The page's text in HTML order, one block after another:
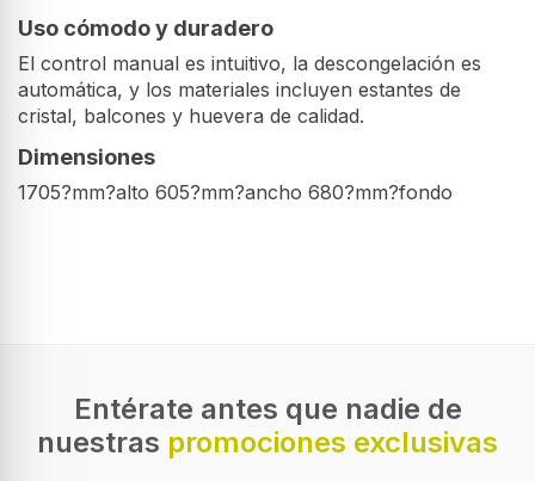
Uso cómodo y duradero
El control manual es intuitivo, la descongelación es
automática, y los materiales incluyen estantes de
cristal, balcones y huevera de calidad.
Dimensiones
1705?mm?alto 605?mm?ancho 680?mm?fondo
Entérate antes que nadie de
nuestras promociones exclusivas